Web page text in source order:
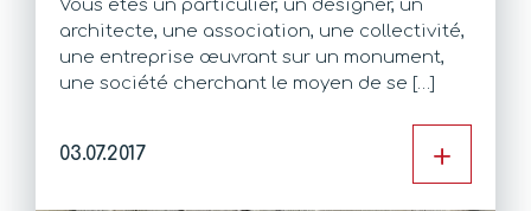
Vous êtes un particulier, un designer, un
architecte, une association, une collectivité,
une entreprise œuvrant sur un monument,
une société cherchant le moyen de se […]
03.07.2017 +